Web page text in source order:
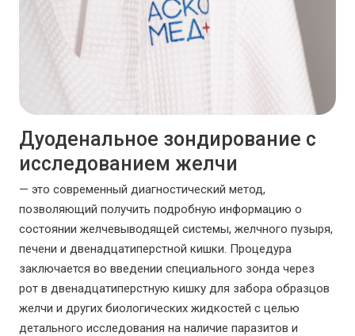
Дуоденальное зондирование с
исследованием желчи
— это современный диагностический метод,
позволяющий получить подробную информацию о
состоянии желчевыводящей системы, желчного пузыря,
печени и двенадцатиперстной кишки. Процедура
заключается во введении специального зонда через
рот в двенадцатиперстную кишку для забора образцов
желчи и других биологических жидкостей с целью
детального исследования на наличие паразитов и